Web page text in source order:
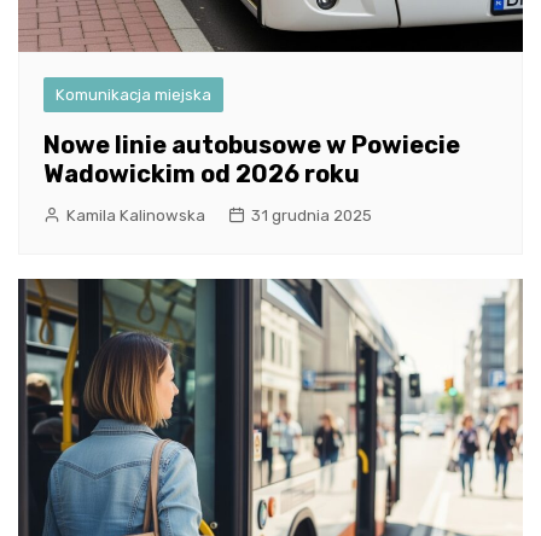
Komunikacja miejska
Nowe linie autobusowe w Powiecie
Wadowickim od 2026 roku
Kamila Kalinowska 31 grudnia 2025